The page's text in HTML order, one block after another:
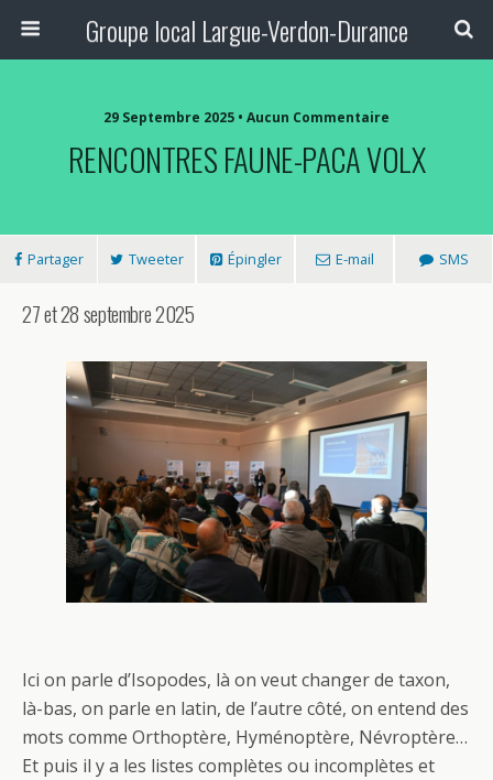
Groupe local Largue-Verdon-Durance
29 Septembre 2025 • Aucun Commentaire
RENCONTRES FAUNE-PACA VOLX
Partager Tweeter Épingler E-mail SMS
27 et 28 septembre 2025
Ici on parle d’Isopodes, là on veut changer de taxon,
là-bas, on parle en latin, de l’autre côté, on entend des
mots comme Orthoptère, Hyménoptère, Névroptère…
Et puis il y a les listes complètes ou incomplètes et